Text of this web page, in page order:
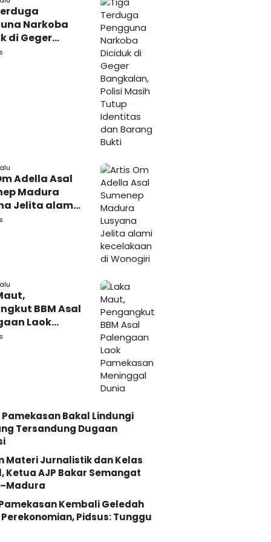
Narkoba
di Geger
Polisi
Adella Asal
Madura
Jelita alami
di
BBM Asal
Laok
Bakal Lindungi
Tersandung Dugaan
Materi Jurnalistik dan Kelas
Ketua AJP Bakar Semangat
Madura
Kembali Geledah
Pidsus: Tunggu